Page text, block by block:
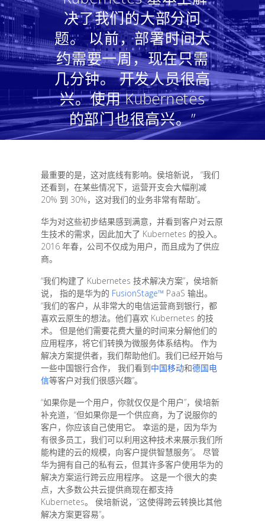
决了我们的大部分问
题。 以前，部署时间大
约需要一周，现在只需
几分钟。 开发人员很高
兴。使用 Kubernetes
的部门也很高兴。”
最重要的是，这对底线有影响。侯培新说， “我们
还看到，在某些情况下，运营开支会大幅削减
20% 到 30%，这对我们的业务非常有帮助”。
华为对这些初步结果感到满意，并看到客户对云原
生技术的需求，因此加大了 Kubernetes 的投入。
2016 年春，公司不仅成为用户，而且成为了供应
商。
“我们构建了 Kubernetes 技术解决方案”，侯培新
说， 指的是华为的 FusionStage™ PaaS 输出。
“我们的客户，从非常大的电信运营商到银行，都
喜欢云原生的想法。他们喜欢 Kubernetes 的技
术。 但是他们需要花费大量的时间来分解他们的
应用程序，将它们转换为微服务体系结构。 作为
解决方案提供者，我们帮助他们。我们已经开始与
一些中国银行合作， 我们看到中国移动和德国电
信等客户对我们很感兴趣”。
“如果你是一个用户，你就仅仅是个用户”，侯培新
补充道，“但如果你是一个供应商，为了说服你的
客户，你应该自己使用它。 幸运的是，因为华为
有很多员工，我们可以利用这种技术来展示我们所
能构建的云的规模，向客户提供智慧服务”。 尽管
华为拥有自己的私有云，但其许多客户使用华为的
解决方案运行跨云应用程序。 这是一个很大的卖
点，大多数公共云提供商现在都支持
Kubernetes。 侯培新说，“这使得跨云转换比其他
解决方案更容易”。